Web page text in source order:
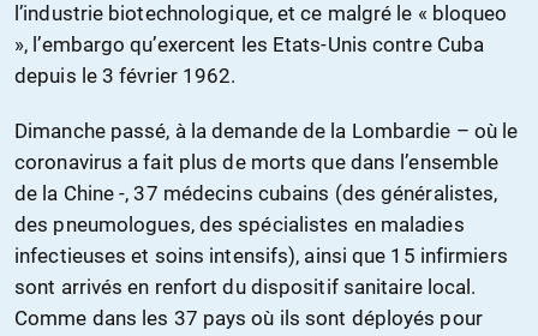
l’industrie biotechnologique, et ce malgré le « bloqueo
», l’embargo qu’exercent les Etats-Unis contre Cuba
depuis le 3 février 1962.
Dimanche passé, à la demande de la Lombardie – où le
coronavirus a fait plus de morts que dans l’ensemble
de la Chine -, 37 médecins cubains (des généralistes,
des pneumologues, des spécialistes en maladies
infectieuses et soins intensifs), ainsi que 15 infirmiers
sont arrivés en renfort du dispositif sanitaire local.
Comme dans les 37 pays où ils sont déployés pour